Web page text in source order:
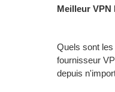
Meilleur VPN
Quels sont
fournisseur
depuis